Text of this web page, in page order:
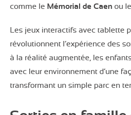
comme le Mémorial de Caen ou
Les jeux interactifs avec tablette
révolutionnent l’expérience des
à la réalité augmentée, les
avec leur environnement d’une
transformant un simple parc en